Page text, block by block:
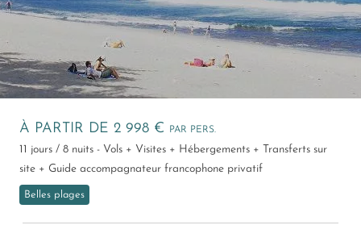
À PARTIR DE 2 998 € PAR PERS.
11 jours / 8 nuits - Vols + Visites + Hébergements + Transferts sur
site + Guide accompagnateur francophone privatif
Belles plages